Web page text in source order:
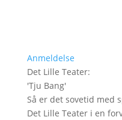
Anmeldelse
Det Lille Teater:
'Tju Bang'
Så er det sovetid med
Det Lille Teater i en